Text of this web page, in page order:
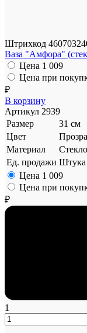
Штрихкод
Ваза "Амфора"
Цена 1 009
Цена при
₽
В корзину
Артикул 2939
Размер
31 см
Цвет
Материал
Стекло
Ед. продажи Штука
Цена 1 009
Цена при
₽
1